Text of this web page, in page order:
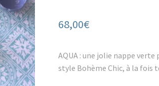
68,00€
AQUA : une jolie nappe
style Bohème Chic, à la fois